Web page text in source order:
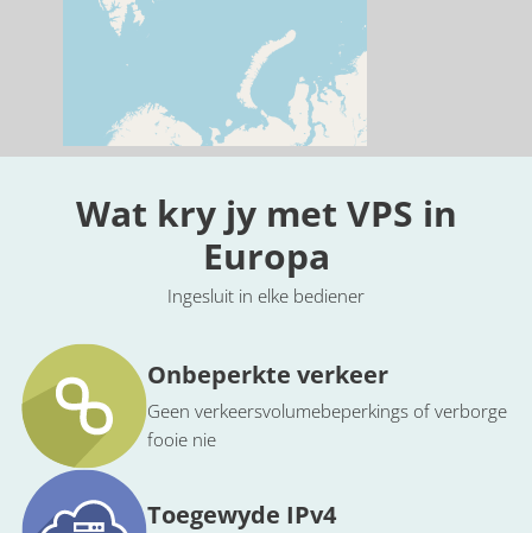
Wat kry jy met VPS in
Europa
Ingesluit in elke bediener
Onbeperkte verkeer
Geen verkeersvolumebeperkings of verborge
fooie nie
Toegewyde IPv4